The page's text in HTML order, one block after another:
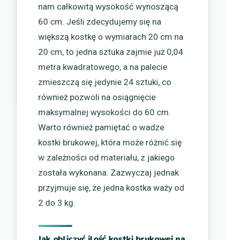
nam całkowitą wysokość wynoszącą
60 cm. Jeśli zdecydujemy się na
większą kostkę o wymiarach 20 cm na
20 cm, to jedna sztuka zajmie już 0,04
metra kwadratowego, a na palecie
zmieszczą się jedynie 24 sztuki, co
również pozwoli na osiągnięcie
maksymalnej wysokości do 60 cm.
Warto również pamiętać o wadze
kostki brukowej, która może różnić się
w zależności od materiału, z jakiego
została wykonana. Zazwyczaj jednak
przyjmuje się, że jedna kostka waży od
2 do 3 kg.